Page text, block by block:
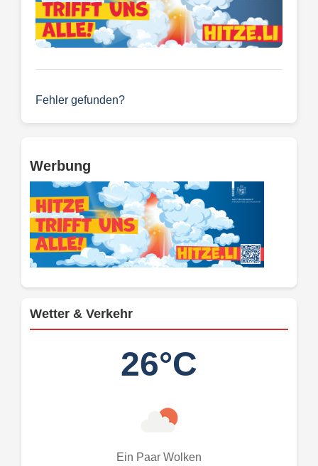
Fehler gefunden?
Werbung
Wetter & Verkehr
26°C
Ein Paar Wolken